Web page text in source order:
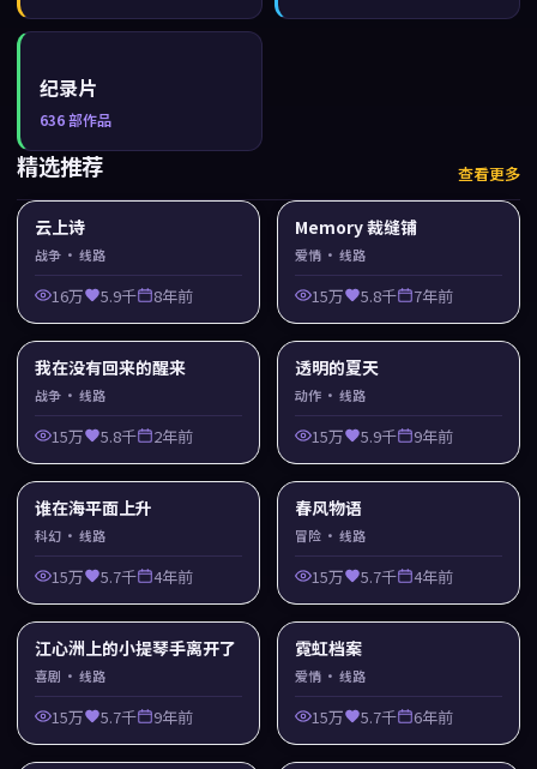
纪录片
636部作品
精选推荐 查看更多
云上诗
战争 · 线路
16万 5.9千 8年前
Memory 裁缝铺
爱情 · 线路
15万 5.8千 7年前
我在没有回来的醒来
战争 · 线路
15万 5.8千 2年前
透明的夏天
动作 · 线路
15万 5.9千 9年前
谁在海平面上升
科幻 · 线路
15万 5.7千 4年前
春风物语
冒险 · 线路
15万 5.7千 4年前
江心洲上的小提琴手离开了
喜剧 · 线路
15万 5.7千 9年前
霓虹档案
爱情 · 线路
15万 5.7千 6年前